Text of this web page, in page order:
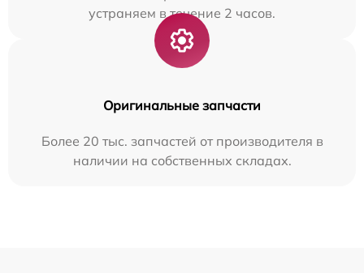
устраняем в течение 2 часов.
Оригинальные запчасти
Более 20 тыс. запчастей от производителя в
наличии на собственных складах.